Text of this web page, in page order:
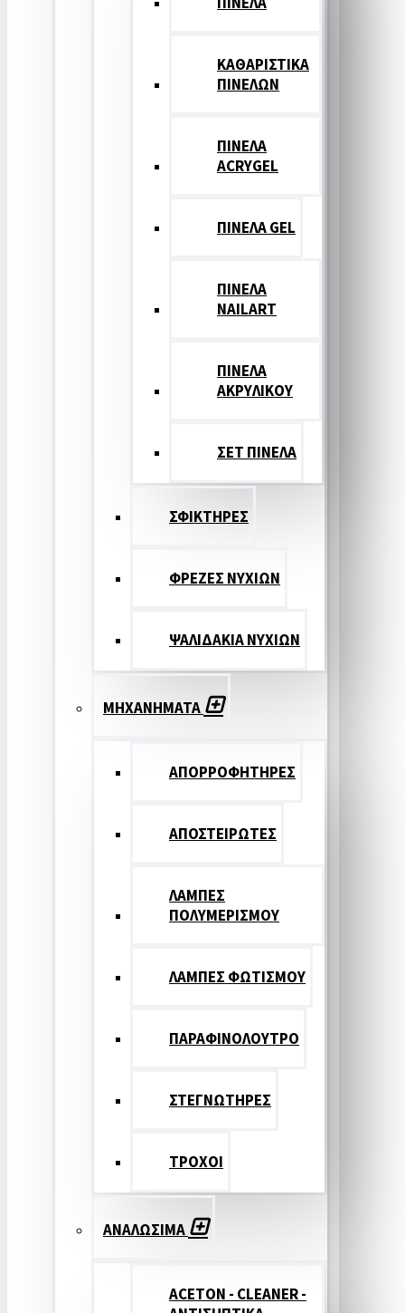
ΚΑΘΑΡΙΣΤΙΚΑ
ΠΙΝΕΛΩΝ
ΠΙΝΕΛΑ
ACRYGEL
ΠΙΝΕΛΑ GEL
ΠΙΝΕΛΑ
NAILART
ΠΙΝΕΛΑ
ΑΚΡΥΛΙΚΟΥ
ΣΕΤ ΠΙΝΕΛA
ΣΦΙΚΤΗΡΕΣ
ΦΡΕΖΕΣ ΝΥΧΙΩΝ
ΨΑΛΙΔΑΚΙΑ ΝΥΧΙΩΝ
ΜΗΧΑΝΗΜΑΤΑ
ΑΠΟΡΡΟΦΗΤΗΡΕΣ
ΑΠΟΣΤΕΙΡΩΤΕΣ
ΛΑΜΠΕΣ
ΠΟΛΥΜΕΡΙΣΜΟΥ
ΛΑΜΠΕΣ ΦΩΤΙΣΜΟΥ
ΠΑΡΑΦΙΝΟΛΟΥΤΡΟ
ΣΤΕΓΝΩΤΗΡΕΣ
ΤΡΟΧΟΙ
ΑΝΑΛΩΣΙΜΑ
ACETON - CLEANER -